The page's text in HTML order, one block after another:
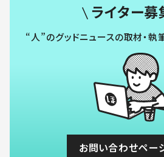
ライター募
“人”のグッドニュースの取材・執
お問い合わせペー